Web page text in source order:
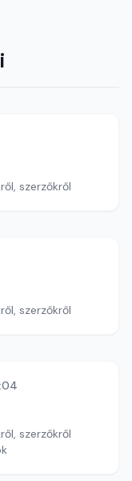
szerzőkről
szerzőkről
szerzőkről